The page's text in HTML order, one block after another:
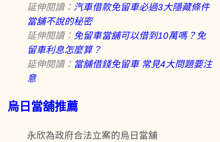
延伸閱讀： 汽車借款免留車必過3大隱藏條件
當舖不說的秘密
延伸閱讀： 免留車當舖可以借到10萬嗎？免
留車利息怎麼算？
延伸閱讀： 當舖借錢免留車 常見4大問題要注
意
烏日當舖推薦
永欣為政府合法立案的烏日當舖